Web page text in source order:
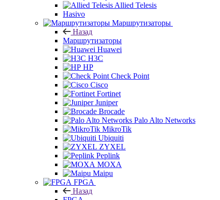
Allied Telesis
Hasivo
Маршрутизаторы
Назад
Маршрутизаторы
Huawei
H3C
HP
Check Point
Cisco
Fortinet
Juniper
Brocade
Palo Alto Networks
MikroTik
Ubiquiti
ZYXEL
Peplink
MOXA
Maipu
FPGA
Назад